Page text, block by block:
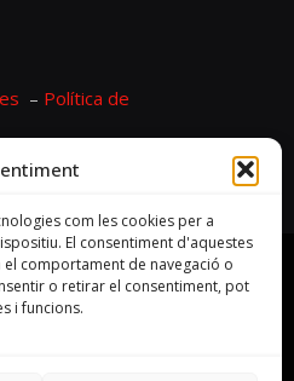
com les cookies per a
El consentiment d'aquestes
comportament de navegació o
o retirar el consentiment, pot
i funcions.
– Política de